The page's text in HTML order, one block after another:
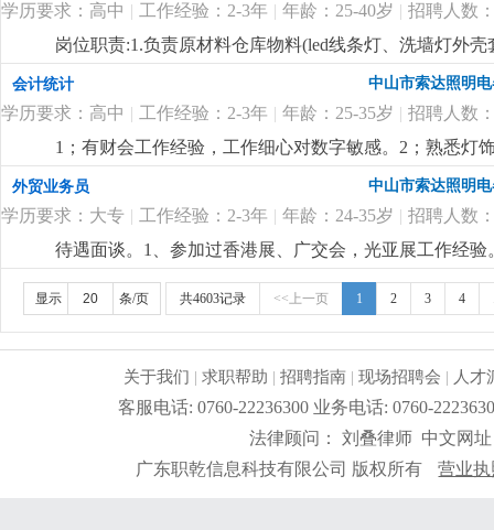
学历要求：高中 | 工作经验：2-3年 | 年龄：25-40岁 | 招聘人数
岗位职责:1.负责原材料仓库物料(led线条灯、洗墙灯外
盘点，保持数据准确性3.负责仓库物料进出单据整理录
会计统计 中山市索达照明
学历要求：高中 | 工作经验：2-3年 | 年龄：25-35岁 | 招聘人数
1；有财会工作经验，工作细心对数字敏感。2；熟悉灯
核算，懂看产品bom表。更详细...
外贸业务员 中山市索达照明
学历要求：大专 | 工作经验：2-3年 | 年龄：24-35岁 | 招聘人数
待遇面谈。1、参加过香港展、广交会，光亚展工作经
也有客户平台收入可观。更详细...
显示 条/页 共4603记录 <<上一页 1 2 3 4
关于我们 |求职帮助 |招聘指南 |现场招聘会 | 人才
客服电话: 0760-22236300 业务电话: 0760-
法律顾问： 刘叠律师 中文网
广东职乾信息科技有限公司 版权所有
营业